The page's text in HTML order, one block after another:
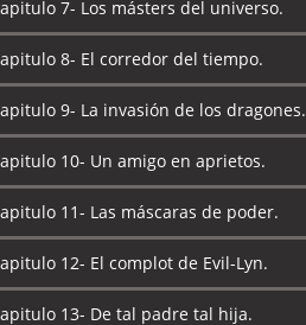
7- Los másters del universo.
8- El corredor del tiempo.
9- La invasión de los dragones.
10- Un amigo en aprietos.
11- Las máscaras de poder.
12- El complot de Evil-Lyn.
13- De tal padre tal hija.